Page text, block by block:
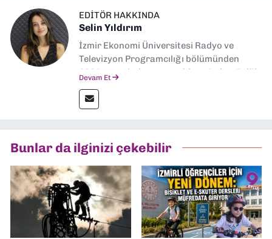
EDITÖR HAKKINDA
Selin Yıldırım
İzmir Ekonomi Üniversitesi Radyo ve
Televizyon Programcılığı bölümünden
2024 senesinde mezun oldum. Dokuz Eylül
editörlük görevini de üstleniyorum.
Devam Et
Bunlar da ilginizi çekebilir